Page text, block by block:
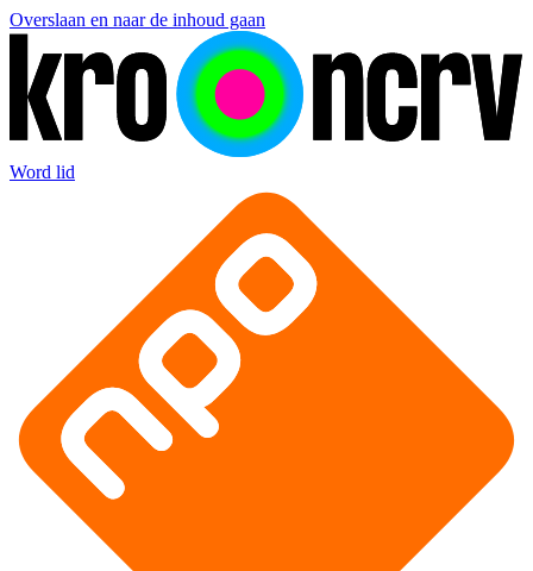
Overslaan en naar de inhoud gaan
Word lid